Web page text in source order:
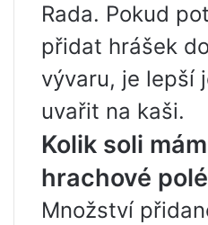
Rada. Pokud
přidat hrášek
vývaru, je lepší
uvařit na kaši.
Kolik soli
hrachové
Množství